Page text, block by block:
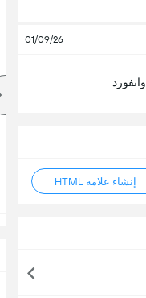
01/09/26
واتفورد
إنشاء علامة HTML